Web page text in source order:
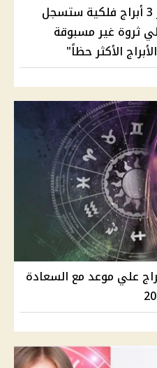
توقعات ميشال حايك : تبشر 3 أبراج فلكية ستسجل
ثروة غير مسبوقة
الأكثر حظاً"
سيطرق أبوابهم.. 3 أبراج علي موعد مع السعادة